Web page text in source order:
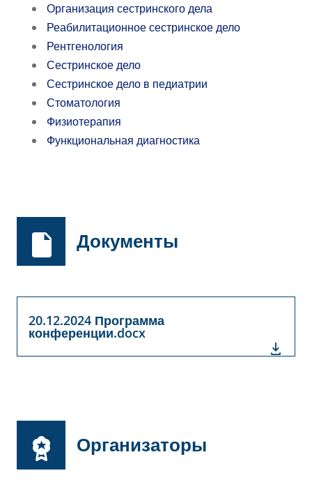
Организация сестринского дела
Реабилитационное сестринское дело
Рентгенология
Сестринское дело
Сестринское дело в педиатрии
Стоматология
Физиотерапия
Функциональная диагностика
Документы
20.12.2024 Программа
конференции.docx
Организаторы